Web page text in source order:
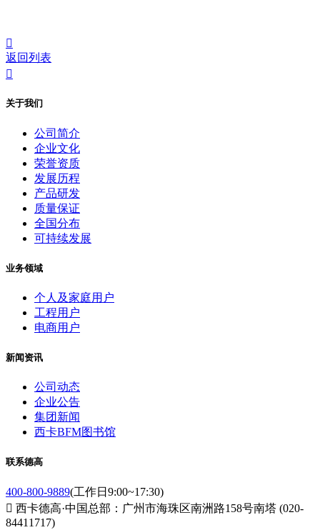

返回列表

关于我们
公司简介
企业文化
荣誉资质
发展历程
产品研发
质量保证
全国分布
可持续发展
业务领域
个人及家庭用户
工程用户
电商用户
新闻资讯
公司动态
企业公告
集团新闻
西卡BFM图书馆
联系德高
400-800-9889(工作日9:00~17:30)
 西卡德高·中国总部：广州市海珠区南洲路158号南塔 (020-
84411717)